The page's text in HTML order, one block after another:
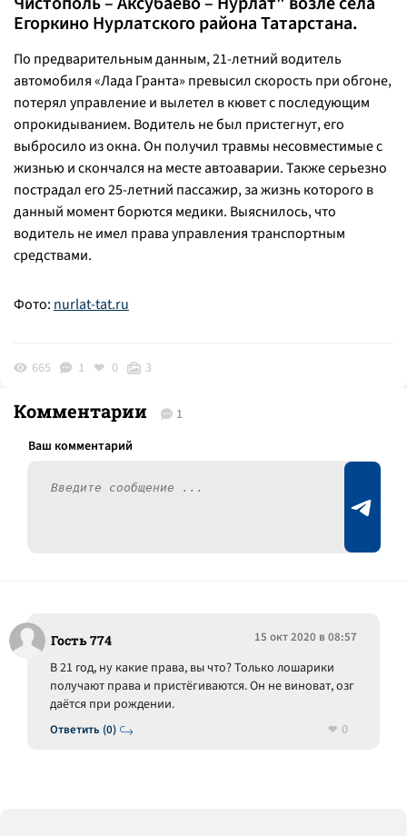
Егоркино Нурлатского района Татарстана.
По предварительным данным, 21-летний водитель
автомобиля «Лада Гранта» превысил скорость при обгоне,
потерял управление и вылетел в кювет с последующим
опрокидыванием. Водитель не был пристегнут, его
выбросило из окна. Он получил травмы несовместимые с
жизнью и скончался на месте автоаварии. Также серьезно
пострадал его 25-летний пассажир, за жизнь которого в
данный момент борются медики. Выяснилось, что
водитель не имел права управления транспортным
средствами.
Фото: nurlat-tat.ru
665 1 0 3
Комментарии 1
Гость 774 15 окт 2020 в 08:57
Ответить (0)
В 21 год, ну какие права, вы что? Только лошарики
получают права и пристёгиваются. Он не виноват, озг
даётся при рождении.
0